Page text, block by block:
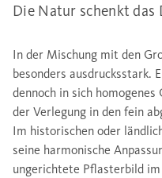
Die Natur schenkt das
In der Mischung mit den
besonders ausdrucksstark.
dennoch in sich
der Verlegung in den fein
Im historischen oder
seine harmonische
ungerichtete Pflasterbild